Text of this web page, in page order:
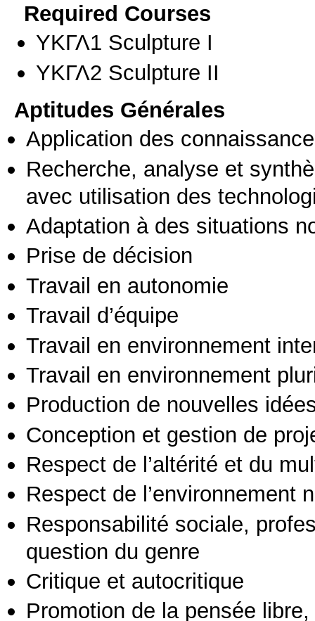
Required Courses
ΥΚΓΛ1 Sculpture I
ΥΚΓΛ2 Sculpture II
Aptitudes Générales
Application des
Recherche, analyse et
avec utilisation des
Adaptation à des situations
Prise de décision
Travail en autonomie
Travail d’équipe
Travail en environnement
Travail en environnement
Production de nouvelles
Conception et gestion de
Respect de l’altérité et du
Respect de l’environnement
Responsabilité sociale,
question du genre
Critique et autocritique
Promotion de la pensée